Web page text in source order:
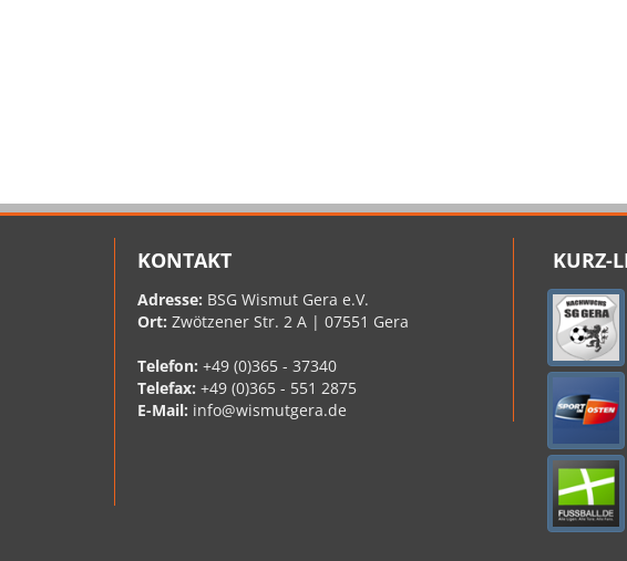
KONTAKT
Adresse: BSG Wismut Gera e.V.
Ort:Zwötzener Str. 2 A | 07551 Gera
Telefon:+49 (0)365 - 37340
Telefax:+49 (0)365 - 551 2875
E-Mail: info@wismutgera.de
KURZ-